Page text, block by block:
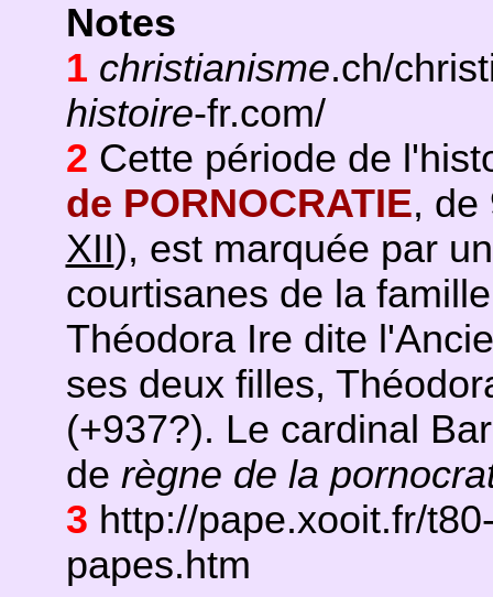
Notes
1 christianisme.ch/
histoire-fr.com/
2 Cette période de
de PORNOCRATIE, de
XII), est marquée par
courtisanes de la
Théodora Ire dite
ses deux filles,
(+937?). Le cardinal
de règne de la
3 http://pape.xooit.fr/
papes.htm